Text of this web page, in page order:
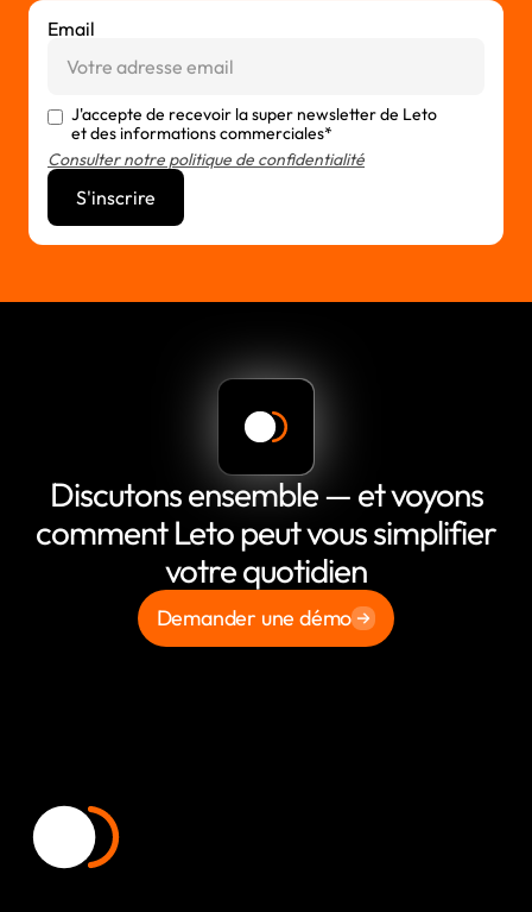
Email
J'accepte de recevoir la super newsletter de Leto
et des informations commerciales*
Consulter notre politique de confidentialité
Discutons ensemble — et voyons
comment Leto peut vous simplifier
votre quotidien
Demander une démo